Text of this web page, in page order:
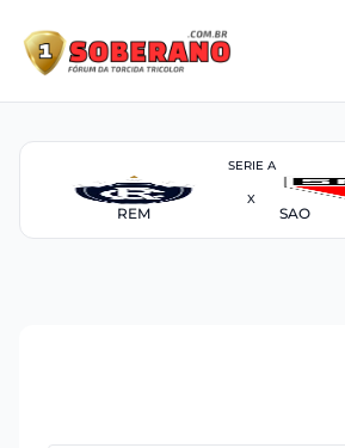
SERIE A
REM
X
SAO